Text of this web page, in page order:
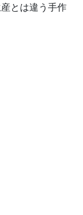
とは違う手作